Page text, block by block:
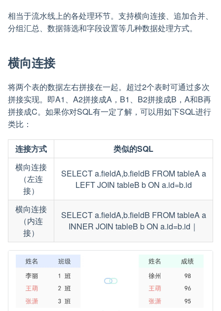
相当于流水线上的各处理环节。支持横向连接、追加合并、
分组汇总、数据筛选和字段设置等几种数据处理方式。
横向连接
将两个表的数据左右拼接在一起。超过2个表时可通过多次
拼接实现。即A1、A2拼接成A，B1、B2拼接成B，A和B再
拼接成C。如果你对SQL有一定了解，可以用如下SQL进行
类比：
连接方式
类似的SQL
横向连接
（左连
接）
SELECT a.fieldA,b.fieldB FROM tableA a
LEFT JOIN tableB b ON a.id=b.id
横向连接
（内连
接）
SELECT a.fieldA,b.fieldB FROM tableA a
INNER JOIN tableB b ON a.id=b.id｜